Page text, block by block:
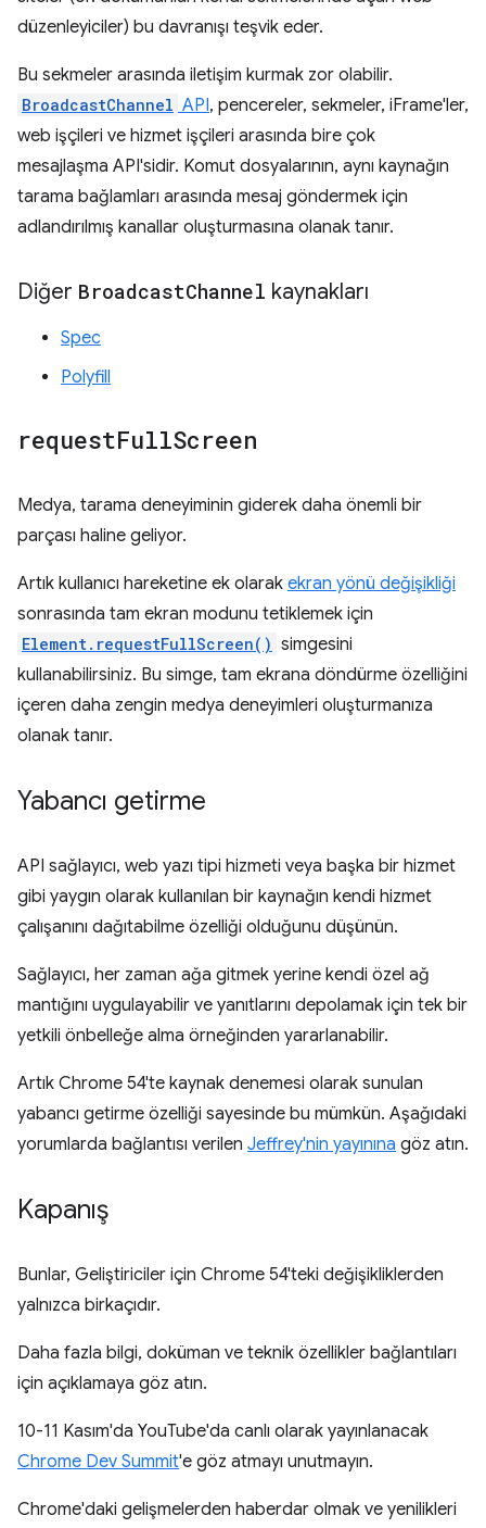
düzenleyiciler) bu davranışı teşvik eder.
Bu sekmeler arasında iletişim kurmak zor olabilir.
BroadcastChannel API, pencereler, sekmeler, iFrame'ler,
web işçileri ve hizmet işçileri arasında bire çok
mesajlaşma API'sidir. Komut dosyalarının, aynı kaynağın
tarama bağlamları arasında mesaj göndermek için
adlandırılmış kanallar oluşturmasına olanak tanır.
Diğer BroadcastChannel kaynakları
Spec
Polyfill
requestFullScreen
Medya, tarama deneyiminin giderek daha önemli bir
parçası haline geliyor.
Artık kullanıcı hareketine ek olarak ekran yönü değişikliği
sonrasında tam ekran modunu tetiklemek için
Element.requestFullScreen() simgesini
kullanabilirsiniz. Bu simge, tam ekrana döndürme özelliğini
içeren daha zengin medya deneyimleri oluşturmanıza
olanak tanır.
Yabancı getirme
API sağlayıcı, web yazı tipi hizmeti veya başka bir hizmet
gibi yaygın olarak kullanılan bir kaynağın kendi hizmet
çalışanını dağıtabilme özelliği olduğunu düşünün.
Sağlayıcı, her zaman ağa gitmek yerine kendi özel ağ
mantığını uygulayabilir ve yanıtlarını depolamak için tek bir
yetkili önbelleğe alma örneğinden yararlanabilir.
Artık Chrome 54'te kaynak denemesi olarak sunulan
yabancı getirme özelliği sayesinde bu mümkün. Aşağıdaki
yorumlarda bağlantısı verilen Jeffrey'nin yayınına göz atın.
Kapanış
Bunlar, Geliştiriciler için Chrome 54'teki değişikliklerden
yalnızca birkaçıdır.
Daha fazla bilgi, doküman ve teknik özellikler bağlantıları
için açıklamaya göz atın.
10-11 Kasım'da YouTube'da canlı olarak yayınlanacak
Chrome Dev Summit'e göz atmayı unutmayın.
Chrome'daki gelişmelerden haberdar olmak ve yenilikleri